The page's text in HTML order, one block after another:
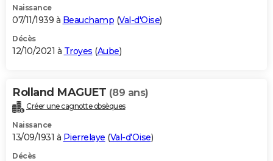
Naissance
07/11/1939 à Beauchamp (Val-d'Oise)
Décès
12/10/2021 à Troyes (Aube)
Rolland MAGUET (89 ans)
Créer une cagnotte obsèques
Naissance
13/09/1931 à Pierrelaye (Val-d'Oise)
Décès